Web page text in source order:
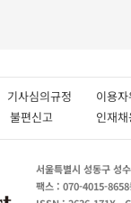
기사심의규정 이용
불편신고 인재
서울특별시 성동구 성
팩스 : 070-4015-8658